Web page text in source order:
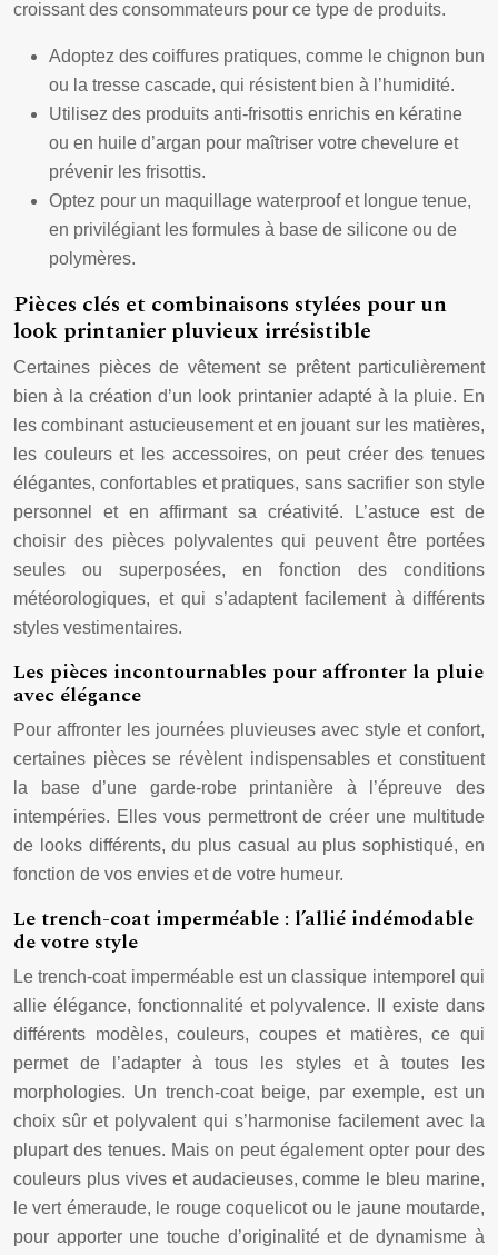
croissant des consommateurs pour ce type de produits.
Adoptez des coiffures pratiques, comme le chignon bun
ou la tresse cascade, qui résistent bien à l’humidité.
Utilisez des produits anti-frisottis enrichis en kératine
ou en huile d’argan pour maîtriser votre chevelure et
prévenir les frisottis.
Optez pour un maquillage waterproof et longue tenue,
en privilégiant les formules à base de silicone ou de
polymères.
Pièces clés et combinaisons stylées pour un
look printanier pluvieux irrésistible
Certaines pièces de vêtement se prêtent particulièrement
bien à la création d’un look printanier adapté à la pluie. En
les combinant astucieusement et en jouant sur les matières,
les couleurs et les accessoires, on peut créer des tenues
élégantes, confortables et pratiques, sans sacrifier son style
personnel et en affirmant sa créativité. L’astuce est de
choisir des pièces polyvalentes qui peuvent être portées
seules ou superposées, en fonction des conditions
météorologiques, et qui s’adaptent facilement à différents
styles vestimentaires.
Les pièces incontournables pour affronter la pluie
avec élégance
Pour affronter les journées pluvieuses avec style et confort,
certaines pièces se révèlent indispensables et constituent
la base d’une garde-robe printanière à l’épreuve des
intempéries. Elles vous permettront de créer une multitude
de looks différents, du plus casual au plus sophistiqué, en
fonction de vos envies et de votre humeur.
Le trench-coat imperméable : l’allié indémodable
de votre style
Le trench-coat imperméable est un classique intemporel qui
allie élégance, fonctionnalité et polyvalence. Il existe dans
différents modèles, couleurs, coupes et matières, ce qui
permet de l’adapter à tous les styles et à toutes les
morphologies. Un trench-coat beige, par exemple, est un
choix sûr et polyvalent qui s’harmonise facilement avec la
plupart des tenues. Mais on peut également opter pour des
couleurs plus vives et audacieuses, comme le bleu marine,
le vert émeraude, le rouge coquelicot ou le jaune moutarde,
pour apporter une touche d’originalité et de dynamisme à